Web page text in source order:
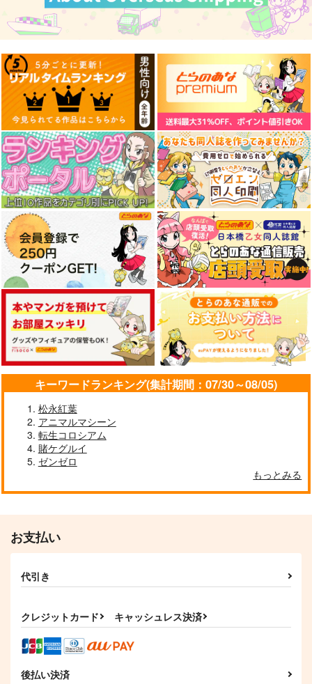
キーワードランキング(集計期間：07/30～08/05)
松永紅葉
アニマルマシーン
転生コロシアム
賭ケグルイ
ゼンゼロ
もっとみる
お支払い
代引き
クレジットカード キャッシュレス決済
後払い決済